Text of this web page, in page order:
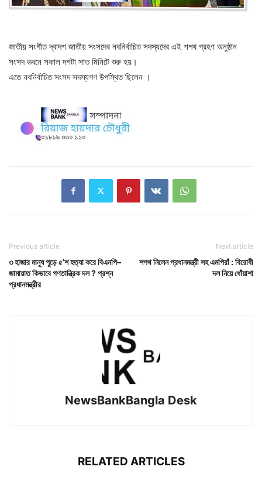
জাতীয় সংগীত দ্বাদশ জাতীয় সংসদের নবনির্বাচিত সদস্যদের এই শপথ গ্রহণ অনুষ্ঠান
সংসদ ভবনে সকাল দশটা সাত মিনিটে শুরু হয়। ‌
এতে নবনির্বাচিত সংসদ সদস্যগণ উপস্থিত ছিলেন ।‌
Previous article
৩ হাজার মানুষ পুড়ে ৫’শ হত্যা করে বিএনপি–
জামায়াত কিভাবে গণতান্ত্রিক দল ? প্রশ্ন
প্রধানমন্ত্রীর
Next article
শপথ নিলেন প্রধানমন্ত্রী সহ এমপিরাঁ : বিরোধী
দল‌ নিয়ে ধোঁয়াশা
NewsBankBangla Desk
RELATED ARTICLES